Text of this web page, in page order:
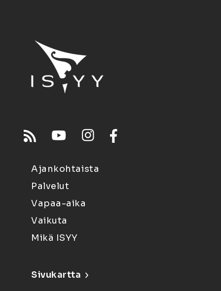
Ajankohtaista
Palvelut
Vapaa-aika
Vaikuta
Mikä ISYY
Sivukartta